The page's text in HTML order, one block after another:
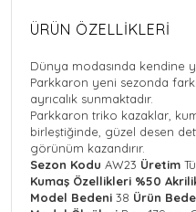
ÜRÜN ÖZELLIKLERI
Dünya modasında kendine
Parkkaron yeni sezonda
ayrıcalık sunmaktadır.
Parkkaron triko kazaklar,
birleştiğinde, güzel desen
görünüm kazandırır.
Sezon Kodu AW23 Üretim
Kumaş Özellikleri %50
Model Bedeni 38 Ürün